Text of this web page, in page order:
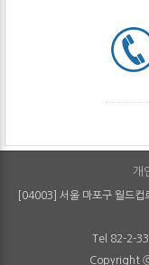
개
[04003] 서울 마포구 월드
Tel 82-2-
Copyright